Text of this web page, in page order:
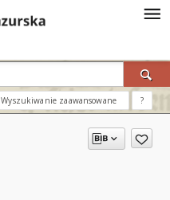
Wyszukiwanie zaawansowane ?